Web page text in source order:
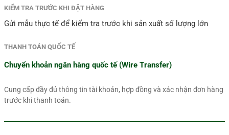
KIỂM TRA TRƯỚC KHI ĐẶT HÀNG
Gửi mẫu thực tế để kiểm tra trước khi sản xuất số lượng lớn
THANH TOÁN QUỐC TẾ
Chuyển khoản ngân hàng quốc tế (Wire Transfer)
Cung cấp đầy đủ thông tin tài khoản, hợp đồng và xác nhận đơn hàng
trước khi thanh toán.